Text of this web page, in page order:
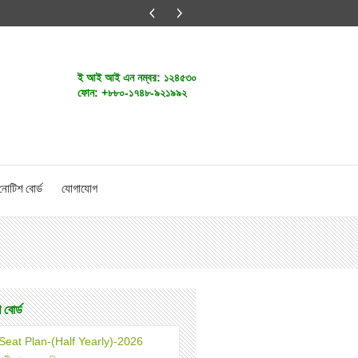
ই আই আই এন নম্বর: ১২৪৫৩০
ফোন: +৮৮০-১৭৪৮-৯২১৯৯২
বোর্ড যোগাযোগ
বোর্ড
Plan-(Half Yearly)-2026